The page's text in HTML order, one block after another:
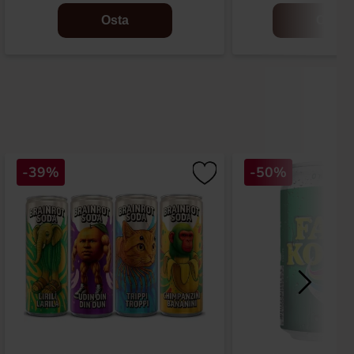
Osta
-39% -50%